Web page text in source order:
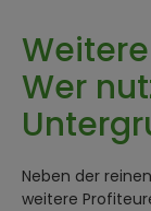
Wer
Neben der
weitere